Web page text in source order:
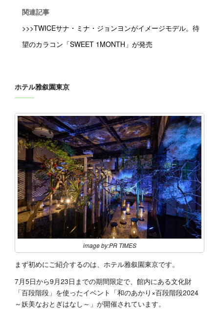
関連記事
>>>TWICEサナ・ミナ・ジョンヨンがイメージモデル。待
望のカラコン「SWEET 1MONTH」が発売
ホテル雅叙園東京
image by:PR TIMES
まず初めにご紹介するのは、ホテル雅叙園東京です。
7月5日から9月23日までの期間限定で、館内にある文化財
「百段階段」を使ったイベント「和のあかり×百段階段2024
～妖美なおとぎはなし～」が開催されています。